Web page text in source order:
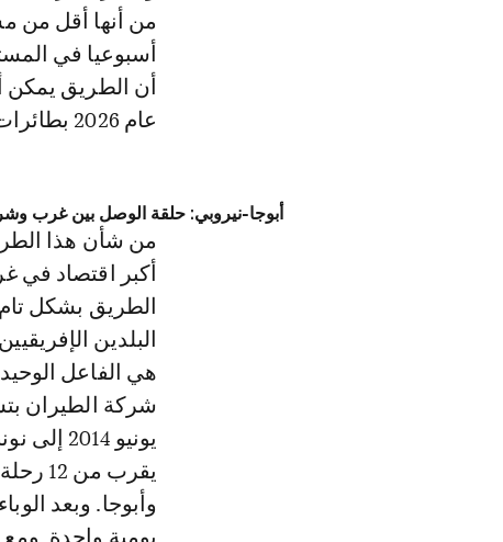
أسبوعيا في
عام 2026 بطائرات تتسع لـ100 إلى 160 راكبا.
أبوجا-نيروبي: حلقة الوصل بين غرب
أكبر اقتصاد في
الطريق بشكل تام
البلدين
هي الفاعل
يقرب
وأبوجا. وبعد
يومية واحدة.